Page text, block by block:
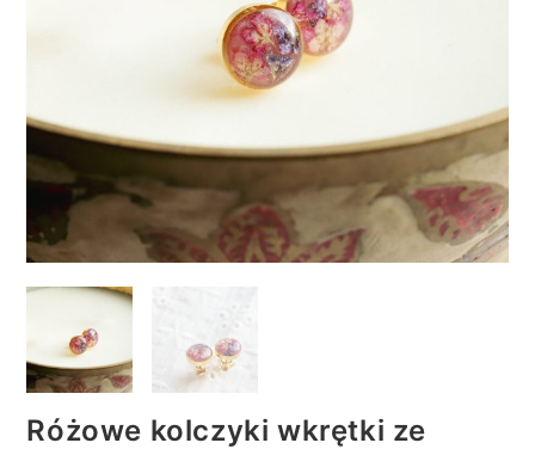
Różowe kolczyki wkrętki ze